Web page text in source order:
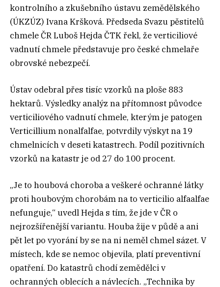
kontrolního a zkušebního ústavu zemědělského
(ÚKZÚZ) Ivana Kršková. Předseda Svazu pěstitelů
chmele ČR Luboš Hejda ČTK řekl, že verticiliové
vadnutí chmele představuje pro české chmelaře
obrovské nebezpečí.
Ústav odebral přes tisíc vzorků na ploše 883
hektarů. Výsledky analýz na přítomnost původce
verticiliového vadnutí chmele, kterým je patogen
Verticillium nonalfalfae, potvrdily výskyt na 19
chmelnicích v deseti katastrech. Podíl pozitivních
vzorků na katastr je od 27 do 100 procent.
„Je to houbová choroba a veškeré ochranné látky
proti houbovým chorobám na to verticilio alfaalfae
nefunguje,“ uvedl Hejda s tím, že jde v ČR o
nejrozšířenější variantu. Houba žije v půdě a ani
pět let po vyorání by se na ni neměl chmel sázet. V
místech, kde se nemoc objevila, platí preventivní
opatření. Do katastrů chodí zemědělci v
ochranných oblecích a návlecích. „Technika by